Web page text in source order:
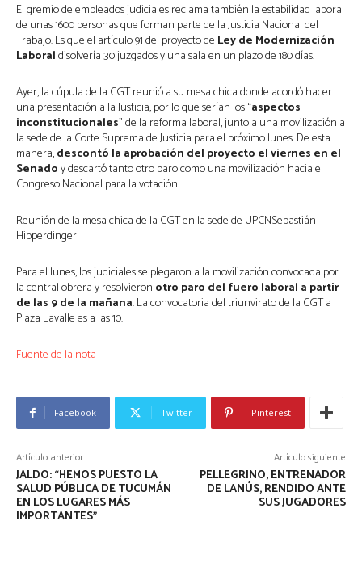
El gremio de empleados judiciales reclama también la estabilidad laboral
de unas 1600 personas que forman parte de la Justicia Nacional del
Trabajo. Es que el artículo 91 del proyecto de Ley de Modernización
Laboraldisolvería 30 juzgados y una sala en un plazo de 180 días.
Ayer, la cúpula de la CGT reunió a su mesa chica donde acordó hacer
una presentación a la Justicia, por lo que serían los “aspectos
inconstitucionales” de la reforma laboral, junto a una movilización a
la sede de la Corte Suprema de Justicia para el próximo lunes. De esta
manera,descontó la aprobación del proyecto el viernes en el
Senadoy descartó tanto otro paro como una movilización hacia el
Congreso Nacional para la votación.
Reunión de la mesa chica de la CGT en la sede de UPCNSebastián
Hipperdinger
Para el lunes, los judiciales se plegaron a la movilización convocada por
la central obrera y resolvieron otro paro del fuero laboral a partir
de las 9 de la mañana. La convocatoria del triunvirato de la CGT a
Plaza Lavalle es a las 10.
Fuente de la nota
Facebook Twitter Pinterest
Artículo anterior
JALDO: “HEMOS PUESTO LA
SALUD PÚBLICA DE TUCUMÁN
EN LOS LUGARES MÁS
IMPORTANTES”
Artículo siguiente
PELLEGRINO, ENTRENADOR
DE LANÚS, RENDIDO ANTE
SUS JUGADORES